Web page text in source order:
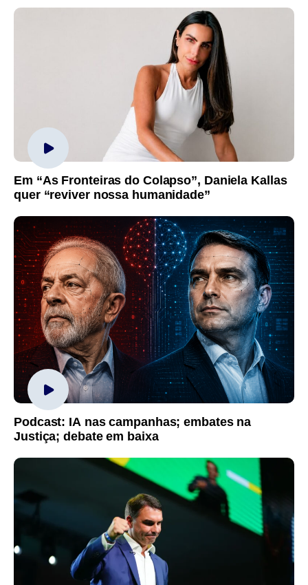
Em “As Fronteiras do Colapso”, Daniela Kallas
quer “reviver nossa humanidade”
Podcast: IA nas campanhas; embates na
Justiça; debate em baixa